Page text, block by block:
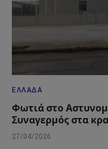
ΕΛΛΆΔΑ
Φωτιά στο
Συναγερμός στα
27/04/2026